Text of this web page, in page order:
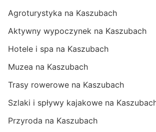
Agroturystyka na Kaszubach
Aktywny wypoczynek na Kaszubach
Hotele i spa na Kaszubach
Muzea na Kaszubach
Trasy rowerowe na Kaszubach
Szlaki i spływy kajakowe na
Przyroda na Kaszubach